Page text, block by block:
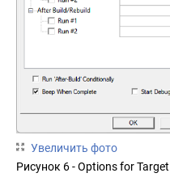
Увеличить фото
Рисунок 6 - Options for